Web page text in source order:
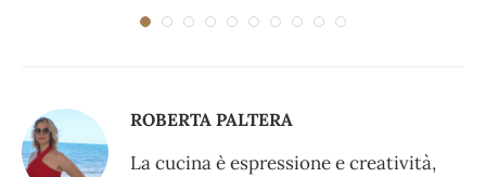
ROBERTA PALTERA
La cucina è espressione e creatività,